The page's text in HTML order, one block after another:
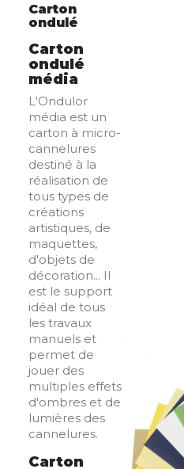
Carton
ondulé
Carton
ondulé
média
L'Ondulor
média est un
carton à micro-
cannelures
destiné à la
réalisation de
tous types de
créations
artistiques, de
maquettes,
d'objets de
décoration... Il
est le support
idéal de tous
les travaux
manuels et
permet de
jouer des
multiples effets
d'ombres et de
lumières des
cannelures.
Carton